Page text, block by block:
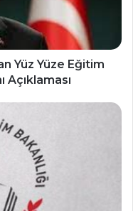
Yüz Yüze Eğitim
Açıklaması